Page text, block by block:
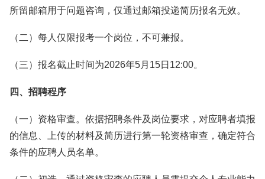
所留邮箱用于问题咨询，仅通过邮箱投递简历报名无效。
（二）每人仅限报考一个岗位，不可兼报。
（三）报名截止时间为2026年5月15日12:00。
四、招聘程序
（一）资格审查。依据招聘条件及岗位要求，对应聘者填报
的信息、上传的材料及简历进行第一轮资格审查，确定符合
条件的应聘人员名单。